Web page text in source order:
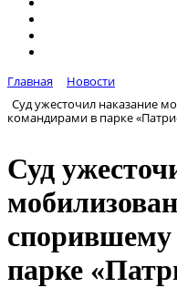
Главная
Новости
Суд ужесточил наказание
командирами в парке
Суд
парке